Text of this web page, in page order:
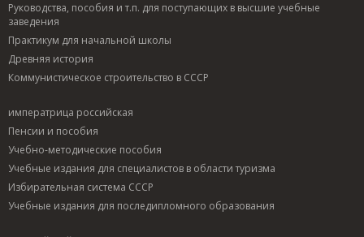
Руководства, пособия и т.п. для поступающих в высшие учебные
заведения
Практикум для начальной школы
Древняя история
Коммунистическое строительство в СССР
императрица российская
Пенсии и пособия
Учебно-методические пособия
Учебные издания для специалистов в области туризма
Избирательная система СССР
Учебные издания для последипломного образования